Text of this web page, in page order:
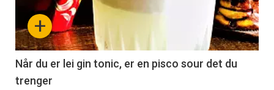
nå
-
2
+
Når du er lei gin tonic, er en pisco sour det du
trenger